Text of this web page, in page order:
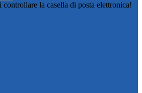
la casella di posta elettronica!